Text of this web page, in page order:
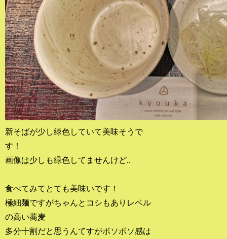
新そばが少し緑色していて美味そうで
す！
画像は少しも緑色してませんけど..
食べてみてとても美味いです！
極細麺ですがちゃんとコシもありレベル
の高い蕎麦
多分十割だと思うんてすがボソボソ感は